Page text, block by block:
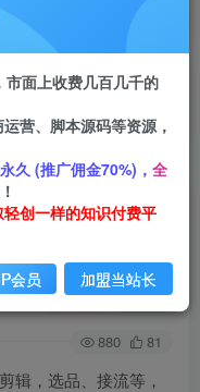
文剪辑，选品、
关注 私信
880 81
辑，选品、接流等，
面上收费几百几千的
营、脚本源码等资源，
久 (推广佣金70%)， 全
创一样的知识付费平
会员 加盟当站长